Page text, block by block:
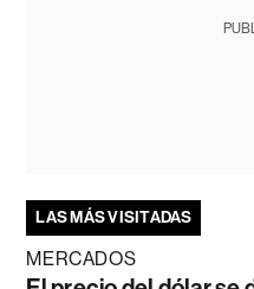
LAS MÁS VISITADAS
MERCADOS